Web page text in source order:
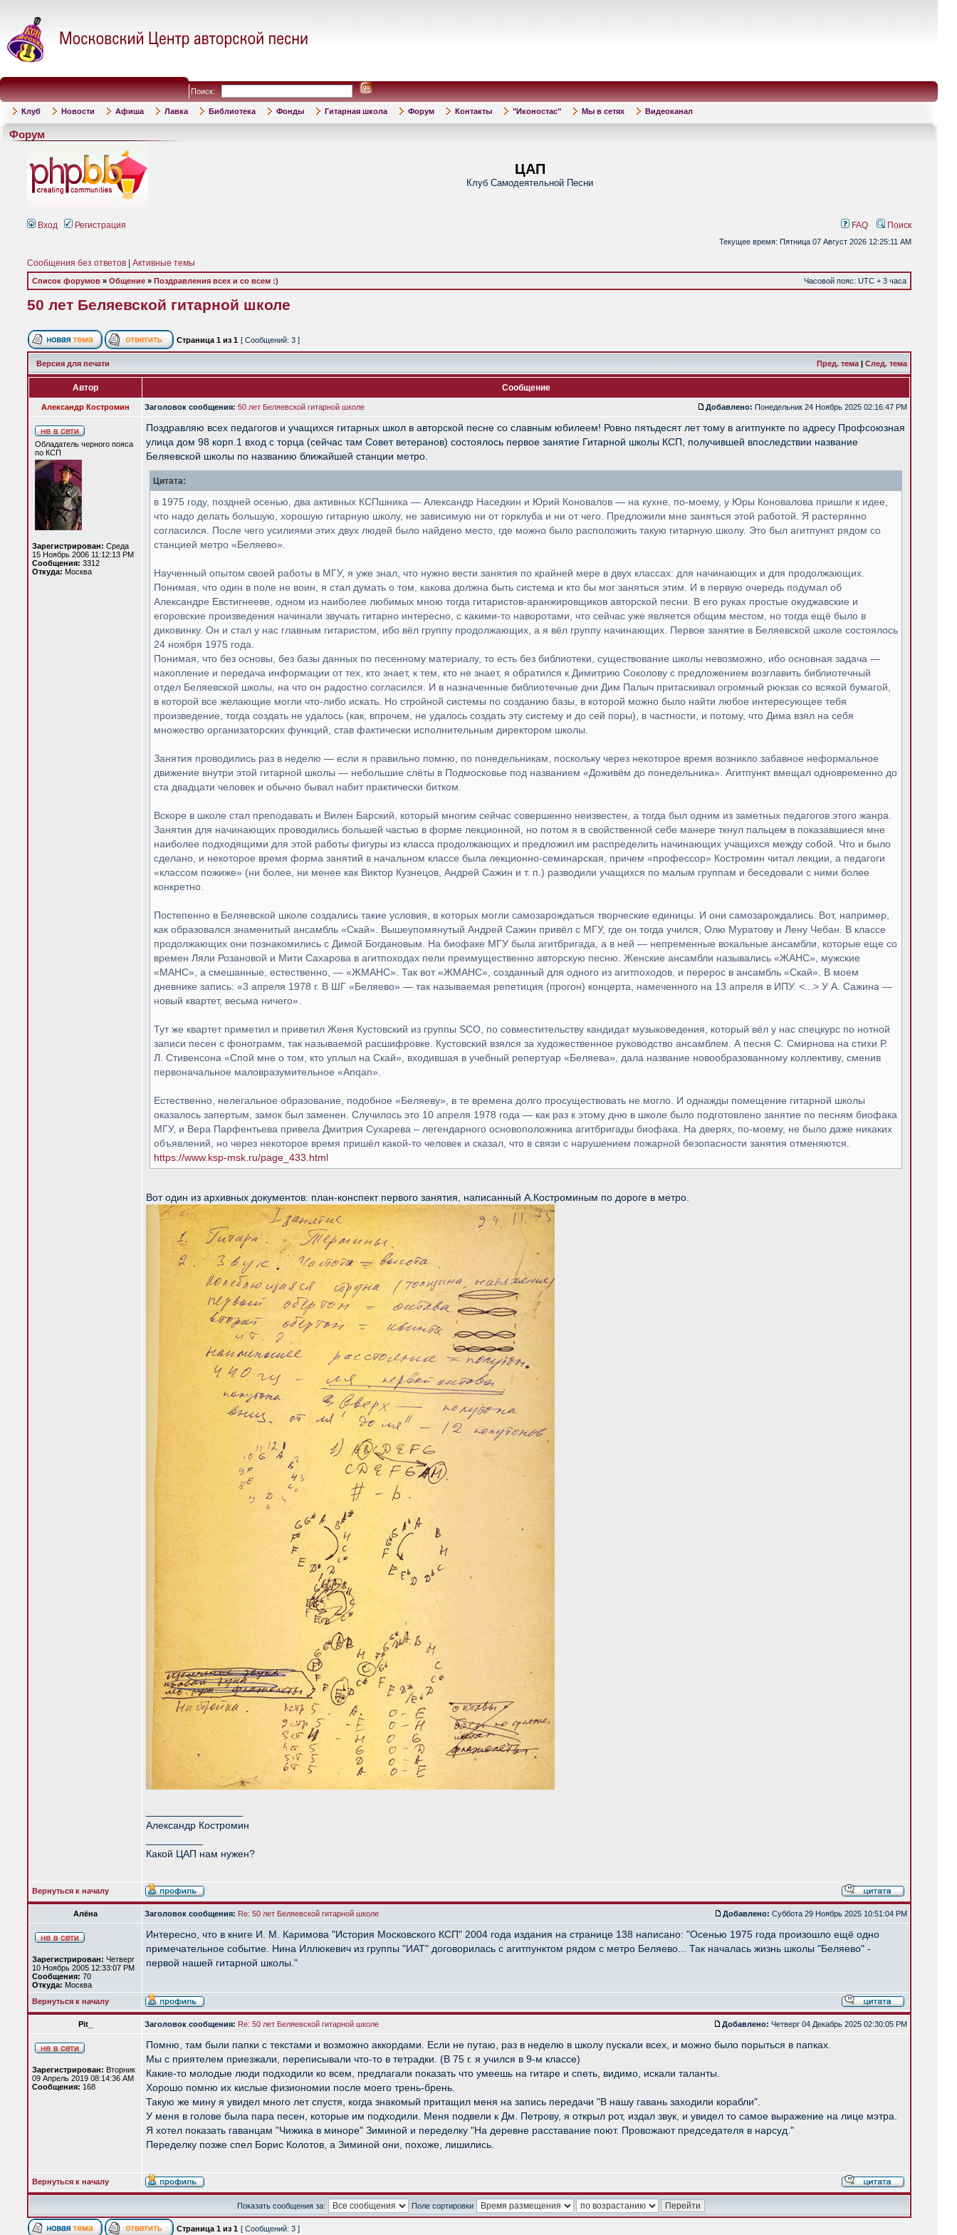
Поиск:
Клуб Новости Афиша Лавка Библиотека Фонды Гитарная школа Форум Контакты "Иконостас" Мы в сетях Видеоканал
Форум
ЦАП
Клуб Самодеятельной Песни
Вход Регистрация FAQ Поиск
Текущее время: Пятница 07 Август 2026 12:25:11 AM
Сообщения без ответов Активные темы
Список форумов » Общение » Поздравления всех и со всем :) Часовой пояс: UTC + 3 часа
50 лет Беляевской гитарной школе
Страница 1 из 1 [ Сообщений: 3 ]
Версия для печати Пред. тема | След. тема
Автор Сообщение
Александр Костромин Заголовок сообщения: 50 лет Беляевской гитарной школе Добавлено: Понедельник 24 Ноябрь 2025 02:16:47 PM
Обладатель черного пояса
по КСП
Зарегистрирован: Среда
15 Ноябрь 2006 11:12:13 PM
Сообщения: 3312
Откуда: Москва
Поздравляю всех педагогов и учащихся гитарных школ в авторской песне со славным юбилеем! Ровно пятьдесят лет тому в агитпункте по адресу Профсоюзная
улица дом 98 корп.1 вход с торца (сейчас там Совет ветеранов) состоялось первое занятие Гитарной школы КСП, получившей впоследствии название
Беляевской школы по названию ближайшей станции метро.
Цитата:
в 1975 году, поздней осенью, два активных КСПшника — Александр Наседкин и Юрий Коновалов — на кухне, по-моему, у Юры Коновалова пришли к идее,
что надо делать большую, хорошую гитарную школу, не зависимую ни от горклуба и ни от чего. Предложили мне занять­ся этой работой. Я растерянно
согласился. После чего усилиями этих двух людей было найдено место, где можно было располо­жить такую гитарную школу. Это был агитпункт рядом со
стан­цией метро «Беляево».
Наученный опытом своей работы в МГУ, я уже знал, что нужно вести занятия по крайней мере в двух классах: для начина­ющих и для продолжающих.
Понимая, что один в поле не воин, я стал думать о том, какова должна быть система и кто бы мог за­няться этим. И в первую очередь подумал об
Александре Евстиг­нееве, одном из наиболее любимых мною тогда гитаристов-аранжировщиков авторской песни. В его руках простые окуджавские и
егоровские произведения начинали звучать гитарно интересно, с какими-то наворотами, что сейчас уже является об­щим местом, но тогда ещё было в
диковинку. Он и стал у нас главным гитаристом, ибо вёл группу продолжающих, а я вёл группу начинающих. Первое занятие в Беляевской школе состо­ялось
24 ноября 1975 года.
Понимая, что без основы, без базы данных по песенному ма­териалу, то есть без библиотеки, существование школы невоз­можно, ибо основная задача —
накопление и передача информа­ции от тех, кто знает, к тем, кто не знает, я обратился к Димит­рию Соколову с предложением возглавить библиотечный
отдел Беляевской школы, на что он радостно согласился. И в назна­ченные библиотечные дни Дим Палыч притаскивал огромный рюкзак со всякой бумагой,
в которой все желающие могли что-либо искать. Но стройной системы по созданию базы, в которой можно было найти любое интересующее тебя
произведение, тог­да создать не удалось (как, впрочем, не удалось создать эту сис­тему и до сей поры), в частности, и потому, что Дима взял на себя
множество организаторских функций, став фактически испол­нительным директором школы.
Занятия проводились раз в неделю — если я правильно помню, по понедельникам, поскольку через некоторое время возникло забавное неформальное
движение внутри этой ги­тарной школы — небольшие слёты в Подмосковье под названием «Доживём до понедельника». Агитпункт вмещал одновре­менно до
ста двадцати человек и обычно бывал набит практи­чески битком.
Вскоре в школе стал преподавать и Вилен Барский, который многим сейчас совершенно неизвестен, а тогда был одним из за­метных педагогов этого жанра.
Занятия для начинающих прово­дились большей частью в форме лекционной, но потом я в свой­ственной себе манере ткнул пальцем в показавшиеся мне
наибо­лее подходящими для этой работы фигуры из класса продолжа­ющих и предложил им распределить начинающих учащихся между собой. Что и было
сделано, и некоторое время форма за­нятий в начальном классе была лекционно-семинарская, причем «профессор» Костромин читал лекции, а педагоги
«классом по­жиже» (ни более, ни менее как Виктор Кузнецов, Андрей Сажин и т. п.) разводили учащихся по малым группам и беседовали с ними более
конкретно.
Постепенно в Беляевской школе создались такие условия, в которых могли самозарождаться творческие единицы. И они самозарождались. Вот, например,
как образовался знаменитый ансамбль «Скай». Вышеупомянутый Андрей Сажин привёл с МГУ, где он тогда учился, Олю Муратову и Лену Чебан. В клас­се
продолжающих они познакомились с Димой Богдановым. На биофаке МГУ была агитбригада, а в ней — непременные вокаль­ные ансамбли, которые еще со
времен Ляли Розановой и Мити Сахарова в агитпоходах пели преимущественно авторскую пес­ню. Женские ансамбли назывались «ЖАНС», мужские
«МАНС», а смешанные, естественно, — «ЖМАНС». Так вот «ЖМАНС», созданный для одного из агитпоходов, и перерос в ансамбль «Скай». В моем
дневнике запись: «3 апреля 1978 г. В ШГ «Беляево» — так называемая репетиция (прогон) концерта, намеченного на 13 апреля в ИПУ. <...> У А. Сажина —
новый квартет, весьма ничего».
Тут же квартет приметил и приветил Женя Кустовский из группы SCO, по совместительству кандидат музыковедения, ко­торый вёл у нас спецкурс по нотной
записи песен с фонограмм, так называемой расшифровке. Кустовский взялся за художест­венное руководство ансамблем. А песня С. Смирнова на стихи Р.
Л. Стивенсона «Спой мне о том, кто уплыл на Скай», входив­шая в учебный репертуар «Беляева», дала название новообразо­ванному коллективу, сменив
первоначальное маловразумитель­ное «Anqan».
Естественно, нелегальное образование, подобное «Беляе­ву», в те времена долго просуществовать не могло. И однажды помещение гитарной школы
оказалось запертым, замок был за­менен. Случилось это 10 апреля 1978 года — как раз к этому дню в школе было подготовлено занятие по песням биофака
МГУ, и Вера Парфентьева привела Дмитрия Сухарева – легендарного основоположника агитбригады биофака. На дверях, по-моему, не было даже никаких
объявлений, но через некоторое время пришёл какой-то человек и сказал, что в связи с нарушением по­жарной безопасности занятия отменяются.
https://www.ksp-msk.ru/page_433.html
Вот один из архивных документов: план-конспект первого занятия, написанный А.Костроминым по дороге в метро.
Александр Костромин
Какой ЦАП нам нужен?
Вернуться к началу
Алёна Заголовок сообщения: Re: 50 лет Беляевской гитарной школе Добавлено: Суббота 29 Ноябрь 2025 10:51:04 PM
Зарегистрирован: Четверг
10 Ноябрь 2005 12:33:07 PM
Сообщения: 70
Откуда: Москва
Интересно, что в книге И. М. Каримова "История Московского КСП" 2004 года издания на странице 138 написано: "Осенью 1975 года произошло ещё одно
примечательное событие. Нина Иллюкевич из группы "ИАТ" договорилась с агитпунктом рядом с метро Беляево... Так началась жизнь школы "Беляево" -
первой нашей гитарной школы."
Вернуться к началу
Pit_ Заголовок сообщения: Re: 50 лет Беляевской гитарной школе Добавлено: Четверг 04 Декабрь 2025 02:30:05 PM
Зарегистрирован: Вторник
09 Апрель 2019 08:14:36 AM
Сообщения: 168
Помню, там были папки с текстами и возможно аккордами. Если не путаю, раз в неделю в школу пускали всех, и можно было порыться в папках.
Мы с приятелем приезжали, переписывали что-то в тетрадки. (В 75 г. я учился в 9-м классе)
Какие-то молодые люди подходили ко всем, предлагали показать что умеешь на гитаре и спеть, видимо, искали таланты.
Хорошо помню их кислые физиономии после моего трень-брень.
Такую же мину я увидел много лет спустя, когда знакомый притащил меня на запись передачи "В нашу гавань заходили корабли".
У меня в голове была пара песен, которые им подходили. Меня подвели к Дм. Петрову, я открыл рот, издал звук, и увидел то самое выражение на лице мэтра.
Я хотел показать гаванцам "Чижика в миноре" Зиминой и переделку "На деревне расставание поют. Провожают председателя в нарсуд."
Переделку позже спел Борис Колотов, а Зиминой они, похоже, лишились.
Вернуться к началу
Показать сообщения за: Поле сортировки
Страница 1 из 1 [ Сообщений: 3 ]